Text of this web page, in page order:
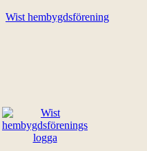
Wist hembygdsförening